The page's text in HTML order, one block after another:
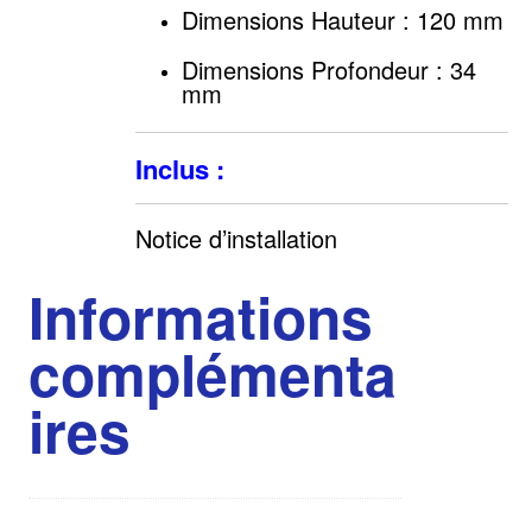
Dimensions Hauteur : 120 mm
Dimensions Profondeur : 34
mm
Inclus :
Notice d’installation
Informations
complémenta
ires